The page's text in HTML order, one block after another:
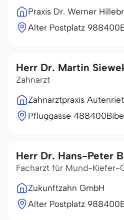
Praxis Dr. Werner
Alter Postplatz 988400
Herr Dr. Martin
Zahnarzt
Zahnarztpraxis
Pfluggasse 488400
Herr Dr. Hans-Peter
Facharzt für Mund-Kiefer-
Zukunftzahn GmbH
Alter Postplatz 988400